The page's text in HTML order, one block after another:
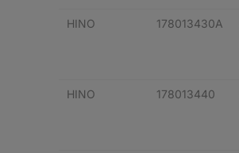
HINO 178013430A
HINO 178013440